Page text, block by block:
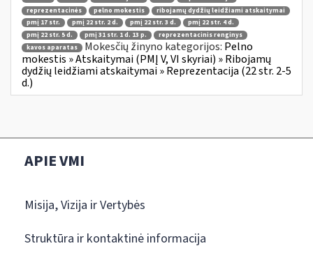
reprezentacinės
pelno mokestis
ribojamų dydžių leidžiami atskaitymai
pmį 17 str.
pmį 22 str. 2 d. pmį 22 str. 3 d.
pmį 22 str. 4 d.
pmį 22 str. 5 d.
pmį 31 str. 1 d. 13 p.
reprezentacinis renginys
kavos aparatas
Mokesčių žinyno kategorijos: Pelno
mokestis » Atskaitymai (PMĮ V, VI skyriai) » Ribojamų
dydžių leidžiami atskaitymai » Reprezentacija (22 str. 2-5
d.)
APIE VMI
Misija, Vizija ir Vertybės
Struktūra ir kontaktinė informacija